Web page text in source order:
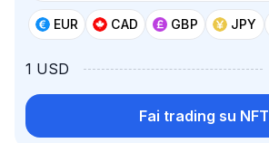
EUR CAD GBP JPY
1 USD
Fai trading su NFT